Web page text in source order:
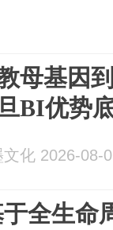
母基因
BI优势
文化 2026-08-
全生命